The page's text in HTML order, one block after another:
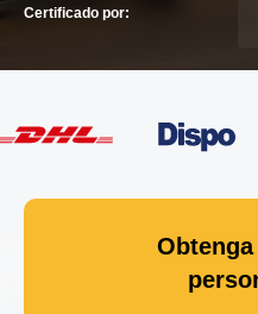
Certificado por: